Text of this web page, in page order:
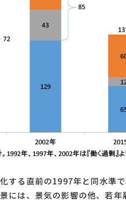
する直前の1997年と同水準
には、景気の影響の他、若年